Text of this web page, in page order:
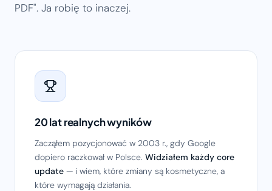
PDF". Ja robię to inaczej.
20 lat realnych wyników
Zacząłem pozycjonować w 2003 r., gdy Google
dopiero raczkował w Polsce. Widziałem każdy core
update — i wiem, które zmiany są kosmetyczne, a
które wymagają działania.